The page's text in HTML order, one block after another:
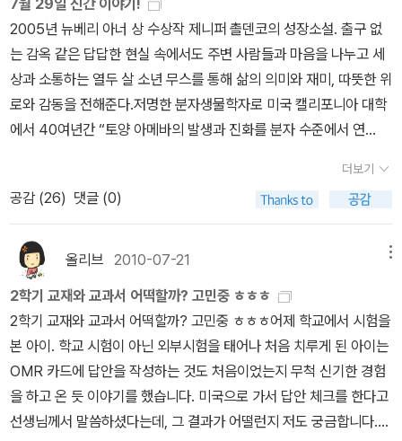
킥』, 줄리 A. 스완슨 지음, 뜨인돌 (중3부터)『빵과 장미』, 캐서린 패터
슨, 문학동네 (고1부터)『껍질을 벗겨라』, 조앤 바우어 지음, 시공사
(고1부터)『나는 모든 것을 알고 싶다』, 이익 지음, 돌베개 (고1부터)
『마르셀로의 특별한 세계』, 프란시스코 X. 스토크, 보물창고 (고2부
터) < 인문 ․ 사회 > - 7종『사랑을 물어봐도 되나요』, 이남석
지음, 사계절 (중1부터)『성적은 짧고 직업은 길다』, 탁석산 지음, 창
비 (중2부터)『덤벼라 빈곤』, 유아사 마코토 지음, 찰리북 (중3부터)
『뉴욕에 헤르메스가 산다』, 한호림 지음, 웅진지식하우스 (중3부터)
탄생』, 김진혁 지음, 마음산책 (고1부터)『왕의 밥상』, 함규진 지음, 21
세기 북스 (고2부터) < 과학 ․ 예술 > -12종― 과학『이덕환의 사
이언스 토크토크』, 이덕환 지음, 프로네시스(웅진) (중2부터)『곤충의
밥상』, 정부희 지음, 상상의 숲 (중3부터)『오늘의 과학』, 곽영직 지음,
사이언스북스 (고1부터)『의학적 상상력의 힘』, 허정아 외 지음, 21세
기북스 (고1부터)『세계를 움직인 과학의 고전들』, 가마타 히로키 지
음, 부키 (고1부터)『아파야 산다』, 샤론 모알렘 지음, 김영사 (고2부
터)『물의 자연사』, 앨리스 아웃워터 지음, 예지 (고2부터)『우리에게
2005년 뉴베리 아너 상 수상작 제니퍼 촐덴코의 성장소설. 출구 없
는 감옥 같은 답답한 현실 속에서도 주변 사람들과 마음을 나누고 세
상과 소통하는 열두 살 소년 무스를 통해 삶의 의미와 재미, 따뜻한 위
로와 감동을 전해준다.저명한 분자생물학자로 미국 캘리포니아 대학
에서 40여년간 “토양 아메바의 발생과 진화를 분자 수준에서 연
우리 사회에 가져올 변화를 과학 안에서부터 신중하고 냉철하게, 무
엇보다 경험적이면서도 종합적으로 예측한다. 아우또노미아총서 시
리즈 23권. <제국>과 <다중>의 저자이자, 코뮤니즘의 정치철학자
안또니오 네그리의 예술론을 담은 책. 이 책을 구성 하고 있는 9편의
서신들은 추상, 포스트모던, 숭고, 집단적인 노동, 아름다움, 구축, 사
건, 신체, 삶정치 등 현대예술에 대해 피해갈 수 없는, 아홉 개의 테마
들을 다룬다. 저자는 자본주의가 예술뿐만 아니라 우리 삶 전반을 착
취하고 있으며, 다중이 새로운 주체성으로 등장하고 있는 오늘날 예
술은 무엇이며, 또 아름다움이란 무엇일 수 있는지 질문한다밀리언셀
러 클럽 한국편 시리즈 16권. 비현실과 현실 사이를 교묘하게 오가면
서 그 누구에게나 있을 이야기로부터 공포스러운 일면을 끄집어낸다.
더보기
공감 (26) 댓글 (0)
올리브 2010-07-21
2학기 교재와 교과서 어떡할까? 고민중 ㅎㅎㅎ
2학기 교재와 교과서 어떡할까? 고민중 ㅎㅎㅎ어제 학교에서 시험을
본 아이. 학교 시험이 아닌 외부시험을 태어나 처음 치루게 된 아이는
OMR 카드에 답안을 작성하는 것도 처음이었는지 무척 신기한 경험
을 하고 온 듯 이야기를 했습니다. 미국으로 가서 답안 체크를 한다고
선생님께서 말씀하셨다는데, 그 결과가 어떨런지 저도 궁금합니다.4